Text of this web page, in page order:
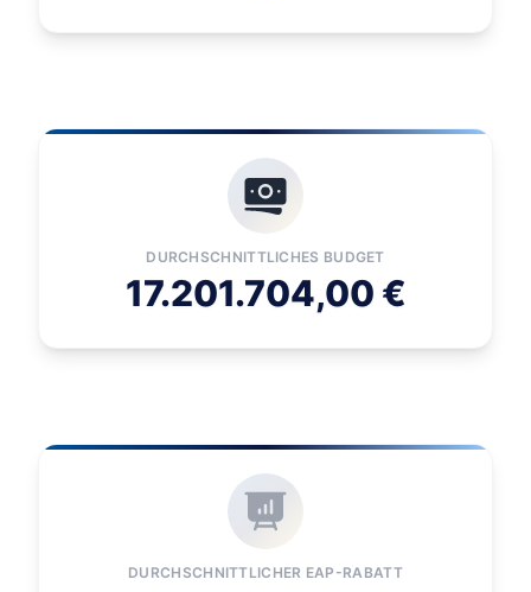
DURCHSCHNITTLICHES BUDGET
17.201.704,00 €
DURCHSCHNITTLICHER EAP-RABATT